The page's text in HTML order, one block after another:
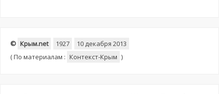
© Крым.net 1927
10 декабря 2013
(По материалам : Контекст-Крым )